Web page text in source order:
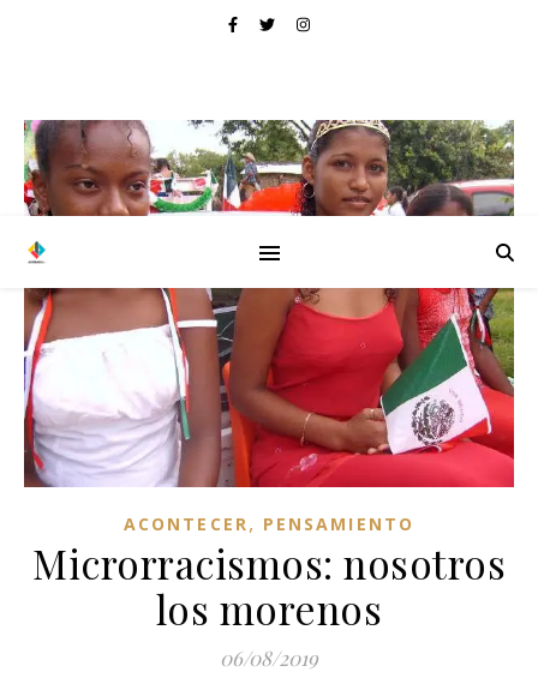
ACONTECER, PENSAMIENTO
Microrracismos: nosotros
los morenos
06/08/2019